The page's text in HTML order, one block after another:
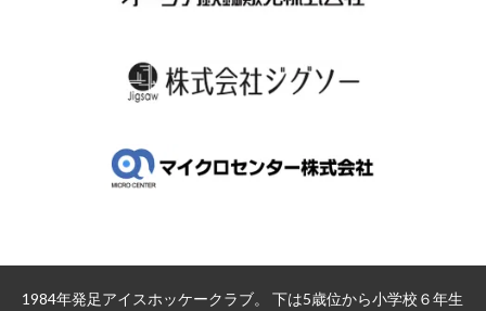
1984年発足アイスホッケークラブ。 下は5歳位から小学校６年生